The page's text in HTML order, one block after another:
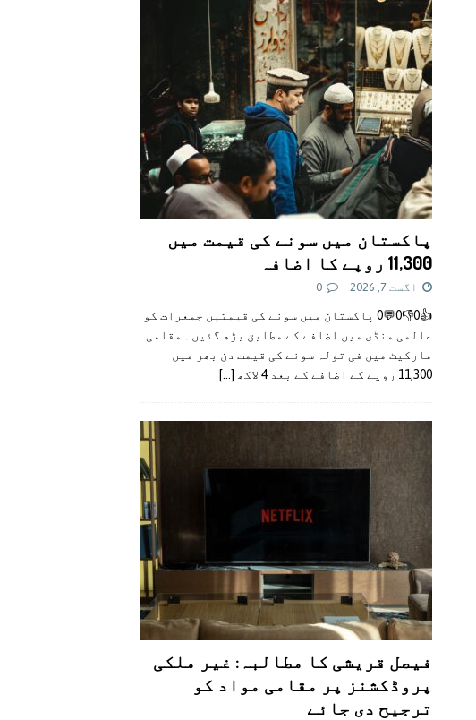
پاکستان میں سونے کی قیمت میں
11,300 روپے کا اضافہ
اگست 7, 2026 0
👍0👎0💬0 پاکستان میں سونے کی قیمتیں جمعرات کو
عالمی منڈی میں اضافے کے مطابق بڑھ گئیں۔ مقامی
مارکیٹ میں فی تولہ سونے کی قیمت دن بھر میں
11,300 روپے کے اضافے کے بعد 4 لاکھ
[...]
فیصل قریشی کا مطالبہ: غیر ملکی
پروڈکشنز پر مقامی مواد کو
ترجیح دی جائے